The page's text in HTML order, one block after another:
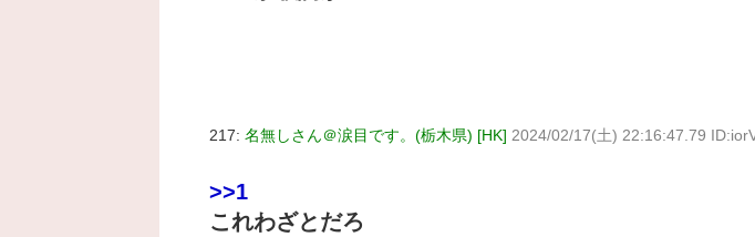
217: 名無しさん＠涙目です。(栃木県) [HK] 2024/02/17(土) 22:16:47.79
>>1
これわざとだろ